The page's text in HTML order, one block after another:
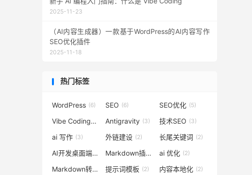
2025-11-23
（AI内容生成器）一款基于WordPress的AI内容写作
SEO优化插件
2025-11-18
热门标签
WordPress (6) SEO (6) SEO优化 (5)
Vibe Coding(3) Antigravity (3) 技术SEO (3)
ai 写作 (3) 外链建设 (2) 长尾关键词 (2)
AI开发桌面端
(2) Markdown插件 (2)
ai 优化 (2)
Markdown转HTML (2)
提示词模板 (2) 内容本地化 (2)